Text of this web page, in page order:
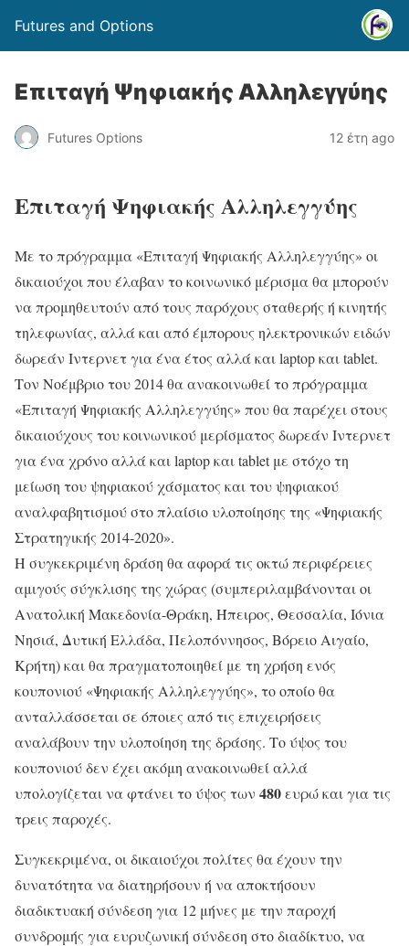
Futures and Options
Επιταγή Ψηφιακής Αλληλεγγύης
Futures Options 12 έτη ago
Επιταγή Ψηφιακής Αλληλεγγύης
Με το πρόγραμμα «Επιταγή Ψηφιακής Αλληλεγγύης» οι
δικαιούχοι που έλαβαν το κοινωνικό μέρισμα θα μπορούν
να προμηθευτούν από τους παρόχους σταθερής ή κινητής
τηλεφωνίας, αλλά και από έμπορους ηλεκτρονικών ειδών
δωρεάν Ιντερνετ για ένα έτος αλλά και laptop και tablet.
Τον Νοέμβριο του 2014 θα ανακοινωθεί το πρόγραμμα
«Επιταγή Ψηφιακής Αλληλεγγύης» που θα παρέχει στους
δικαιούχους του κοινωνικού μερίσματος δωρεάν Ιντερνετ
για ένα χρόνο αλλά και laptop και tablet με στόχο τη
μείωση του ψηφιακού χάσματος και του ψηφιακού
αναλφαβητισμού στο πλαίσιο υλοποίησης της «Ψηφιακής
Στρατηγικής 2014-2020».
Η συγκεκριμένη δράση θα αφορά τις οκτώ περιφέρειες
αμιγούς σύγκλισης της χώρας (συμπεριλαμβάνονται οι
Ανατολική Μακεδονία-Θράκη, Ήπειρος, Θεσσαλία, Ιόνια
Νησιά, Δυτική Ελλάδα, Πελοπόννησος, Βόρειο Αιγαίο,
Κρήτη) και θα πραγματοποιηθεί με τη χρήση ενός
κουπονιού «Ψηφιακής Αλληλεγγύης», το οποίο θα
ανταλλάσσεται σε όποιες από τις επιχειρήσεις
αναλάβουν την υλοποίηση της δράσης. Το ύψος του
κουπονιού δεν έχει ακόμη ανακοινωθεί αλλά
υπολογίζεται να φτάνει το ύψος των 480ευρώ και για τις
τρεις παροχές.
Συγκεκριμένα, οι δικαιούχοι πολίτες θα έχουν την
δυνατότητα να διατηρήσουν ή να αποκτήσουν
διαδικτυακή σύνδεση για 12 μήνες με την παροχή
συνδρομής για ευρυζωνική σύνδεση στο διαδίκτυο, να